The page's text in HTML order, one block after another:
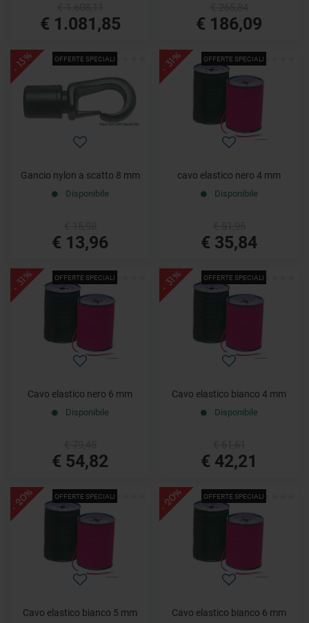
€ 1.081,85 € 186,09
OFFERTE SPECIALI
- 13%
Gancio nylon a scatto 8 mm
Disponibile
€ 13,96
OFFERTE SPECIALI
- 31%
cavo elastico nero 4 mm
Disponibile
€ 35,84
OFFERTE SPECIALI
- 31%
Cavo elastico nero 6 mm
Disponibile
€ 54,82
OFFERTE SPECIALI
- 31%
Cavo elastico bianco 4 mm
Disponibile
€ 42,21
OFFERTE SPECIALI
- 20%
Cavo elastico bianco 5 mm
OFFERTE SPECIALI
- 20%
Cavo elastico bianco 6 mm